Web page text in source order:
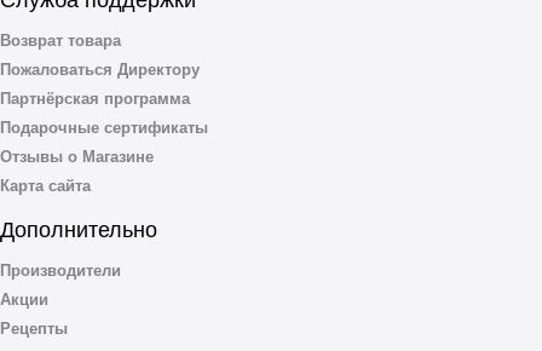
Возврат товара
Пожаловаться Директору
Партнёрская программа
Подарочные сертификаты
Отзывы о Магазине
Карта сайта
Дополнительно
Производители
Акции
Рецепты